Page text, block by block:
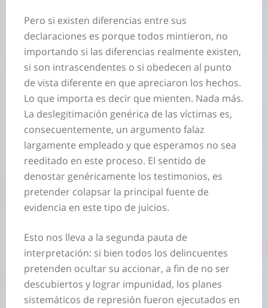
Pero si existen diferencias entre sus
declaraciones es porque todos mintieron, no
importando si las diferencias realmente existen,
si son intrascendentes o si obedecen al punto
de vista diferente en que apreciaron los hechos.
Lo que importa es decir que mienten. Nada más.
La deslegitimación genérica de las víctimas es,
consecuentemente, un argumento falaz
largamente empleado y que esperamos no sea
reeditado en este proceso. El sentido de
denostar genéricamente los testimonios, es
pretender colapsar la principal fuente de
evidencia en este tipo de juicios.
Esto nos lleva a la segunda pauta de
interpretación: si bien todos los delincuentes
pretenden ocultar su accionar, a fin de no ser
descubiertos y lograr impunidad, los planes
sistemáticos de represión fueron ejecutados en